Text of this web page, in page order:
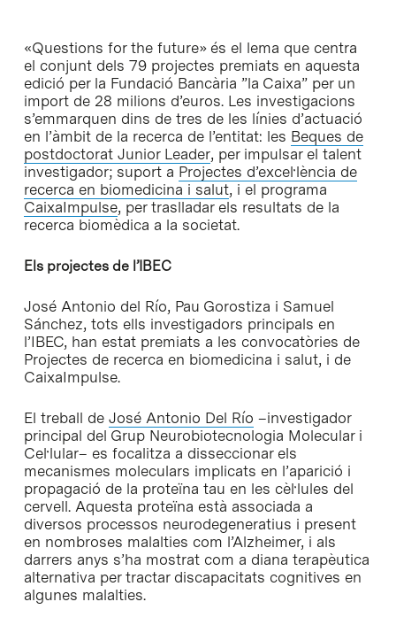
«Questions for the future» és el lema que centra
el conjunt dels 79 projectes premiats en aquesta
edició per la Fundació Bancària ”la Caixa” per un
import de 28 milions d’euros. Les investigacions
s’emmarquen dins de tres de les línies d’actuació
en l’àmbit de la recerca de l’entitat: les Beques de
postdoctorat Junior Leader, per impulsar el talent
investigador; suport a Projectes d’excel·lència de
recerca en biomedicina i salut, i el programa
CaixaImpulse, per traslladar els resultats de la
recerca biomèdica a la societat.
Els projectes de l’IBEC
José Antonio del Río, Pau Gorostiza i Samuel
Sánchez, tots ells investigadors principals en
l’IBEC, han estat premiats a les convocatòries de
Projectes de recerca en biomedicina i salut, i de
CaixaImpulse.
El treball de José Antonio Del Río –investigador
principal del Grup Neurobiotecnologia Molecular i
Cel·lular– es focalitza a disseccionar els
mecanismes moleculars implicats en l’aparició i
propagació de la proteïna tau en les cèl·lules del
cervell. Aquesta proteïna està associada a
diversos processos neurodegeneratius i present
en nombroses malalties com l’Alzheimer, i als
darrers anys s’ha mostrat com a diana terapèutica
alternativa per tractar discapacitats cognitives en
algunes malalties.